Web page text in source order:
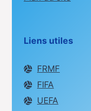
Liens utiles
FRMF
FIFA
UEFA